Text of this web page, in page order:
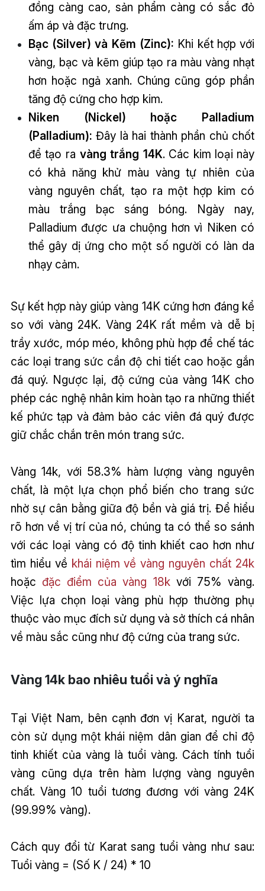
đồng càng cao, sản phẩm càng có sắc đỏ
ấm áp và đặc trưng.
Bạc (Silver) và Kẽm (Zinc): Khi kết hợp với
vàng, bạc và kẽm giúp tạo ra màu vàng nhạt
hơn hoặc ngả xanh. Chúng cũng góp phần
tăng độ cứng cho hợp kim.
Niken (Nickel) hoặc Palladium
(Palladium): Đây là hai thành phần chủ chốt
để tạo ra vàng trắng 14K. Các kim loại này
có khả năng khử màu vàng tự nhiên của
vàng nguyên chất, tạo ra một hợp kim có
màu trắng bạc sáng bóng. Ngày nay,
Palladium được ưa chuộng hơn vì Niken có
thể gây dị ứng cho một số người có làn da
nhạy cảm.
Sự kết hợp này giúp vàng 14K cứng hơn đáng kể
so với vàng 24K. Vàng 24K rất mềm và dễ bị
trầy xước, móp méo, không phù hợp để chế tác
các loại trang sức cần độ chi tiết cao hoặc gắn
đá quý. Ngược lại, độ cứng của vàng 14K cho
phép các nghệ nhân kim hoàn tạo ra những thiết
kế phức tạp và đảm bảo các viên đá quý được
giữ chắc chắn trên món trang sức.
Vàng 14k, với 58.3% hàm lượng vàng nguyên
chất, là một lựa chọn phổ biến cho trang sức
nhờ sự cân bằng giữa độ bền và giá trị. Để hiểu
rõ hơn về vị trí của nó, chúng ta có thể so sánh
với các loại vàng có độ tinh khiết cao hơn như
tìm hiểu về khái niệm về vàng nguyên chất 24k
hoặc đặc điểm của vàng 18kvới 75% vàng.
Việc lựa chọn loại vàng phù hợp thường phụ
thuộc vào mục đích sử dụng và sở thích cá nhân
về màu sắc cũng như độ cứng của trang sức.
Vàng 14k bao nhiêu tuổi và ý nghĩa
Tại Việt Nam, bên cạnh đơn vị Karat, người ta
còn sử dụng một khái niệm dân gian để chỉ độ
tinh khiết của vàng là tuổi vàng. Cách tính tuổi
vàng cũng dựa trên hàm lượng vàng nguyên
chất. Vàng 10 tuổi tương đương với vàng 24K
(99.99% vàng).
Cách quy đổi từ Karat sang tuổi vàng như sau:
Tuổi vàng = (Số K / 24) * 10